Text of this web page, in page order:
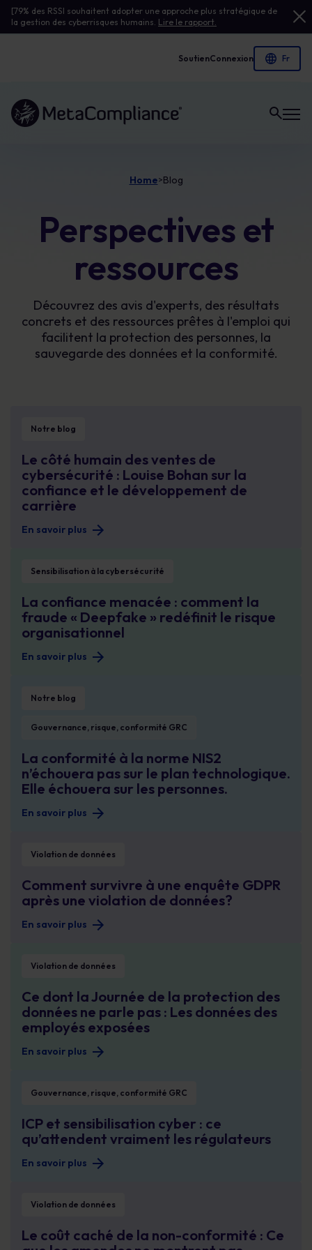
[79% des RSSI souhaitent adopter une approche plus stratégique de
la gestion des cyberrisques humains. Lire le rapport.
SoutienConnexion
Lien vers la page d'accueil
Home>Blog
Perspectives et
ressources
Découvrez des avis d'experts, des résultats
concrets et des ressources prêtes à l'emploi qui
facilitent la protection des personnes, la
sauvegarde des données et la conformité.
Notre blog
Le côté humain des ventes de
cybersécurité : Louise Bohan sur la
confiance et le développement de
carrière
En savoir plus
Sensibilisation à la cybersécurité
La confiance menacée : comment la
fraude « Deepfake » redéfinit le risque
organisationnel
En savoir plus
Notre blog
Gouvernance, risque, conformité GRC
La conformité à la norme NIS2
n’échouera pas sur le plan technologique.
Elle échouera sur les personnes.
En savoir plus
Violation de données
Comment survivre à une enquête GDPR
après une violation de données?
En savoir plus
Violation de données
Ce dont la Journée de la protection des
données ne parle pas : Les données des
employés exposées
En savoir plus
Gouvernance, risque, conformité GRC
ICP et sensibilisation cyber : ce
qu’attendent vraiment les régulateurs
En savoir plus
Violation de données
Le coût caché de la non-conformité : Ce